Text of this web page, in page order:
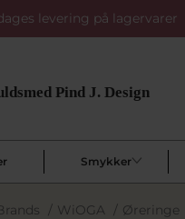
levering på lagervarer
Smykker
/ WiOGA / Øreringe